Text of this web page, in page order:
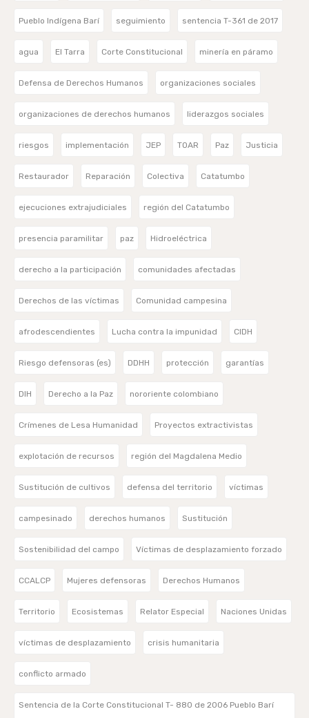
Pueblo Indígena Barí seguimiento sentencia T-361 de 2017
agua El Tarra Corte Constitucional minería en páramo
Defensa de Derechos Humanos organizaciones sociales
organizaciones de derechos humanos liderazgos sociales
riesgos implementación JEP TOAR Paz Justicia
Restaurador Reparación Colectiva Catatumbo
ejecuciones extrajudiciales región del Catatumbo
presencia paramilitar paz Hidroeléctrica
derecho a la participación comunidades afectadas
Derechos de las víctimas Comunidad campesina
afrodescendientes Lucha contra la impunidad CIDH
Riesgo defensoras (es) DDHH protección garantías
DIH Derecho a la Paz nororiente colombiano
Crímenes de Lesa Humanidad Proyectos extractivistas
explotación de recursos región del Magdalena Medio
Sustitución de cultivos defensa del territorio víctimas
campesinado derechos humanos Sustitución
Sostenibilidad del campo Víctimas de desplazamiento forzado
CCALCP Mujeres defensoras Derechos Humanos
Territorio Ecosistemas Relator Especial Naciones Unidas
víctimas de desplazamiento crisis humanitaria
conflicto armado
Sentencia de la Corte Constitucional T- 880 de 2006 Pueblo Barí